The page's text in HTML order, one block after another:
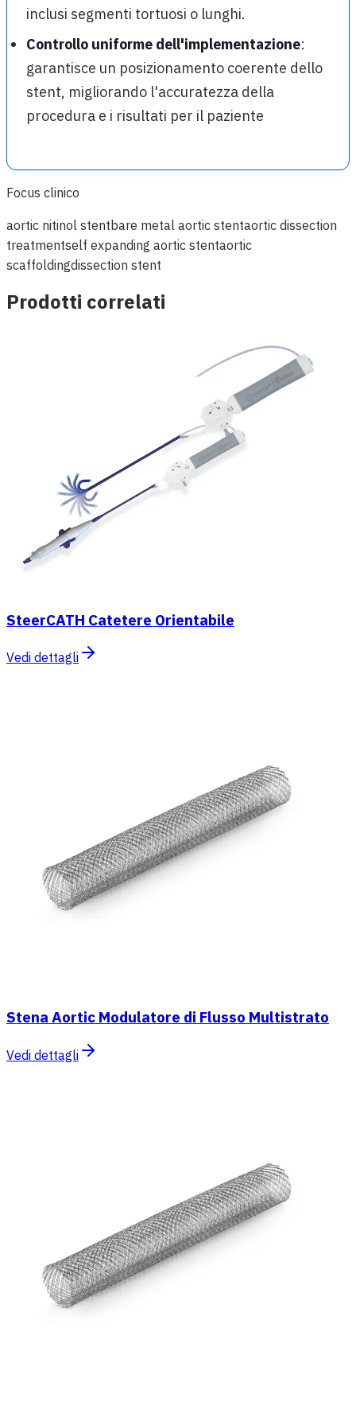
inclusi segmenti tortuosi o lunghi.
Controllo uniforme dell'implementazione:
garantisce un posizionamento coerente dello
stent, migliorando l'accuratezza della
procedura e i risultati per il paziente
Focus clinico
aortic nitinol stentbare metal aortic stentaortic dissection
treatmentself expanding aortic stentaortic
scaffoldingdissection stent
Prodotti correlati
SteerCATH Catetere Orientabile
Vedi dettagli
Stena Aortic Modulatore di Flusso Multistrato
Vedi dettagli